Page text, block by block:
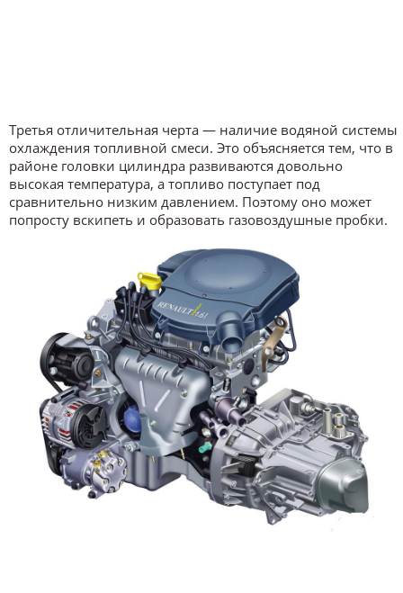
Третья отличительная черта — наличие водяной системы
охлаждения топливной смеси. Это объясняется тем, что в
районе головки цилиндра развиваются довольно
высокая температура, а топливо поступает под
сравнительно низким давлением. Поэтому оно может
попросту вскипеть и образовать газовоздушные пробки.